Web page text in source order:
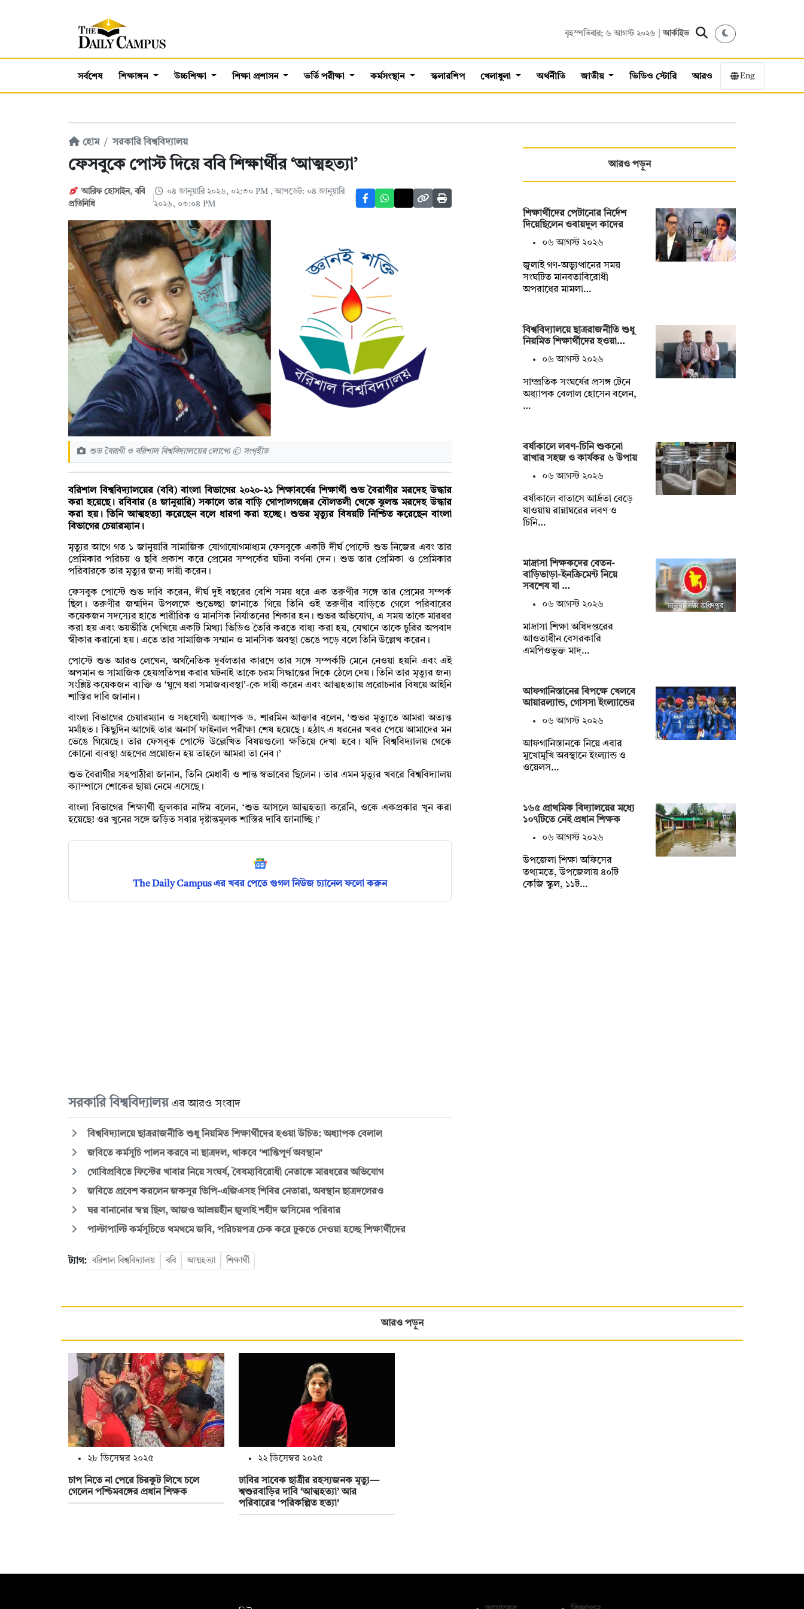
বৃহস্পতিবার; ৬ আগস্ট ২০২৬ |আর্কাইভ
সর্বশেষ শিক্ষাঙ্গন উচ্চশিক্ষা শিক্ষা প্রশাসন ভর্তি পরীক্ষা কর্মসংস্থান স্কলারশিপ খেলাধুলা অর্থনীতি জাতীয় ভিডিও স্টোরি আরও Eng
হোম সরকারি বিশ্ববিদ্যালয়
ফেসবুকে পোস্ট দিয়ে ববি শিক্ষার্থীর ‘আত্মহত্যা’
আরিফ হোসাইন,ববি
প্রতিনিধি
০৪ জানুয়ারি ২০২৬, ০২:৩০ PM , আপডেট: ০৪ জানুয়ারি
২০২৬, ০৩:০৪ PM
শুভ বৈরাগী ও বরিশাল বিশ্ববিদ্যালয়ের লোগো © সংগৃহীত
বরিশাল বিশ্ববিদ্যালয়ের (ববি) বাংলা বিভাগের ২০২০-২১ শিক্ষাবর্ষের শিক্ষার্থী শুভ বৈরাগীর মরদেহ উদ্ধার
করা হয়েছে। রবিবার (৪ জানুয়ারি) সকালে তার বাড়ি গোপালগঞ্জের বৌলতলী থেকে ঝুলন্ত মরদেহ উদ্ধার
করা হয়। তিনি আত্মহত্যা করেছেন বলে ধারণা করা হচ্ছে। শুভর মৃত্যুর বিষয়টি নিশ্চিত করেছেন বাংলা
বিভাগের চেয়ারম্যান।
মৃত্যুর আগে গত ১ জানুয়ারি সামাজিক যোগাযোগমাধ্যম ফেসবুকে একটি দীর্ঘ পোস্টে শুভ নিজের এবং তার
প্রেমিকার পরিচয় ও ছবি প্রকাশ করে প্রেমের সম্পর্কের ঘটনা বর্ণনা দেন। শুভ তার প্রেমিকা ও প্রেমিকার
পরিবারকে তার মৃত্যুর জন্য দায়ী করেন।
ফেসবুক পোস্টে শুভ দাবি করেন, দীর্ঘ দুই বছরের বেশি সময় ধরে এক তরুণীর সঙ্গে তার প্রেমের সম্পর্ক
ছিল। তরুণীর জন্মদিন উপলক্ষে শুভেচ্ছা জানাতে গিয়ে তিনি ওই তরুণীর বাড়িতে গেলে পরিবারের
কয়েকজন সদস্যের হাতে শারীরিক ও মানসিক নির্যাতনের শিকার হন। শুভর অভিযোগ, এ সময় তাকে মারধর
করা হয় এবং ভয়ভীতি দেখিয়ে একটি মিথ্যা ভিডিও তৈরি করতে বাধ্য করা হয়, যেখানে তাকে চুরির অপবাদ
স্বীকার করানো হয়। এতে তার সামাজিক সম্মান ও মানসিক অবস্থা ভেঙে পড়ে বলে তিনি উল্লেখ করেন।
পোস্টে শুভ আরও লেখেন, অর্থনৈতিক দুর্বলতার কারণে তার সঙ্গে সম্পর্কটি মেনে নেওয়া হয়নি এবং এই
অপমান ও সামাজিক হেয়প্রতিপন্ন করার ঘটনাই তাকে চরম সিদ্ধান্তের দিকে ঠেলে দেয়। তিনি তার মৃত্যুর জন্য
সংশ্লিষ্ট কয়েকজন ব্যক্তি ও ‘ঘুণে ধরা সমাজব্যবস্থা’-কে দায়ী করেন এবং আত্মহত্যায় প্ররোচনার বিষয়ে আইনি
শাস্তির দাবি জানান।
বাংলা বিভাগের চেয়ারম্যান ও সহযোগী অধ্যাপক ড. শারমিন আক্তার বলেন, ‘শুভর মৃত্যুতে আমরা অত্যন্ত
মর্মাহত। কিছুদিন আগেই তার অনার্স ফাইনাল পরীক্ষা শেষ হয়েছে। হঠাৎ এ ধরনের খবর পেয়ে আমাদের মন
ভেঙে গিয়েছে। তার ফেসবুক পোস্টে উল্লেখিত বিষয়গুলো ক্ষতিয়ে দেখা হবে। যদি বিশ্ববিদ্যালয় থেকে
কোনো ব্যবস্থা গ্রহণের প্রয়োজন হয় তাহলে আমরা তা নেব।’
শুভ বৈরাগীর সহপাঠীরা জানান, তিনি মেধাবী ও শান্ত স্বভাবের ছিলেন। তার এমন মৃত্যুর খবরে বিশ্ববিদ্যালয়
ক্যাম্পাসে শোকের ছায়া নেমে এসেছে।
বাংলা বিভাগের শিক্ষার্থী জুলকার নাঈম বলেন, ‘শুভ আসলে আত্মহত্যা করেনি, ওকে একপ্রকার খুন করা
হয়েছে! ওর খুনের সঙ্গে জড়িত সবার দৃষ্টান্তমূলক শাস্তির দাবি জানাচ্ছি।’
The Daily Campus এর খবর পেতে গুগল নিউজ চ্যানেল ফলো করুন
সরকারি বিশ্ববিদ্যালয় এর আরও সংবাদ
‎বিশ্ববিদ্যালয়ে ছাত্ররাজনীতি শুধু নিয়মিত শিক্ষার্থীদের হওয়া উচিত: অধ্যাপক বেলাল
জবিতে কর্মসূচি পালন করবে না ছাত্রদল, থাকবে ‘শান্তিপূর্ণ অবস্থান’
গোবিপ্রবিতে ফিস্টের খাবার নিয়ে সংঘর্ষ, বৈষম্যবিরোধী নেতাকে মারধরের অভিযোগ
জবিতে প্রবেশ করলেন জকসুর ভিপি-এজিএসহ শিবির নেতারা, অবস্থান ছাত্রদলেরও
ঘর বানানোর স্বপ্ন ছিল, আজও আশ্রয়হীন জুলাই শহীদ জসিমের পরিবার
পাল্টাপাল্টি কর্মসূচিতে থমথমে জবি, পরিচয়পত্র চেক করে ঢুকতে দেওয়া হচ্ছে শিক্ষার্থীদের
ট্যাগ: বরিশাল বিশ্ববিদ্যালয় ববি আত্মহত্যা শিক্ষার্থী
আরও পড়ুন
শিক্ষার্থীদের পেটানোর নির্দেশ
দিয়েছিলেন ওবায়দুল কাদের
০৬ আগস্ট ২০২৬
জুলাই গণ-অভ্যুত্থানের সময়
সংঘটিত মানবতাবিরোধী
অপরাধের মামলা…
‎বিশ্ববিদ্যালয়ে ছাত্ররাজনীতি শুধু
নিয়মিত শিক্ষার্থীদের হওয়া…
০৬ আগস্ট ২০২৬
‎সাম্প্রতিক সংঘর্ষের প্রসঙ্গ টেনে
অধ্যাপক বেলাল হোসেন বলেন,
…
বর্ষাকালে লবণ-চিনি শুকনো
রাখার সহজ ও কার্যকর ৬ উপায়
০৬ আগস্ট ২০২৬
বর্ষাকালে বাতাসে আর্দ্রতা বেড়ে
যাওয়ায় রান্নাঘরের লবণ ও
চিনি…
মাদ্রাসা শিক্ষকদের বেতন-
বাড়িভাড়া-ইনক্রিমেন্ট নিয়ে
সবশেষ যা …
০৬ আগস্ট ২০২৬
মাদ্রাসা শিক্ষা অধিদপ্তরের
আওতাধীন বেসরকারি
এমপিওভুক্ত মাদ্…
আফগানিস্তানের বিপক্ষে খেলবে
আয়ারল্যান্ড, গোসসা ইংল্যান্ডের
০৬ আগস্ট ২০২৬
আফগানিস্তানকে নিয়ে এবার
মুখোমুখি অবস্থানে ইংল্যান্ড ও
ওয়েলস…
১৬৫ প্রাথমিক বিদ্যালয়ের মধ্যে
১০৭টিতে নেই প্রধান শিক্ষক
০৬ আগস্ট ২০২৬
উপজেলা শিক্ষা অফিসের
তথ্যমতে, উপজেলায় ৪০টি
কেজি স্কুল, ১১ট…
আরও পড়ুন
২৮ ডিসেম্বর ২০২৫
চাপ নিতে না পেরে চিরকুট লিখে চলে
গেলেন পশ্চিমবঙ্গের প্রধান শিক্ষক
২২ ডিসেম্বর ২০২৫
ঢাবির সাবেক ছাত্রীর রহস্যজনক মৃত্যু—
শ্বশুরবাড়ির দাবি ‘আত্মহত্যা’ আর
পরিবারের ‘পরিকল্পিত হত্যা’